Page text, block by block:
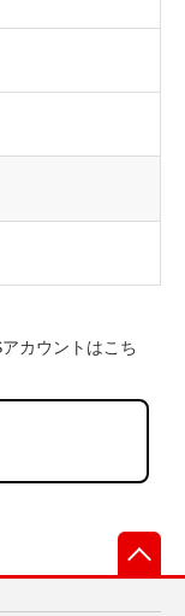
カウントはこち